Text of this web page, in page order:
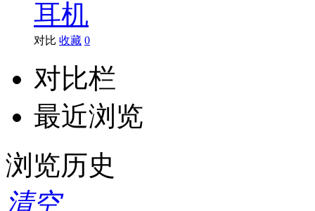
东芝
耳机
对比 收藏 0
对比栏
最近浏览
浏览历史
清空